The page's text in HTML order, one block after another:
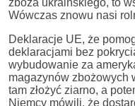
zboża ukraińskiego, to
Wówczas znowu nasi
Deklaracje UE, że
deklaracjami bez
wybudowanie za
magazynów zbożowych
tam złożyć ziarno, a
Niemcy mówili, że